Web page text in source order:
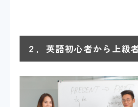
２．英語初心者から上級